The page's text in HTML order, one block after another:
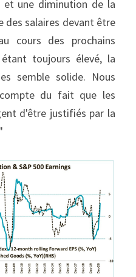
une diminution de la
des salaires devant être
cours des prochains
toujours élevé, la
semble solide. Nous
du fait que les
d'être justifiés par la